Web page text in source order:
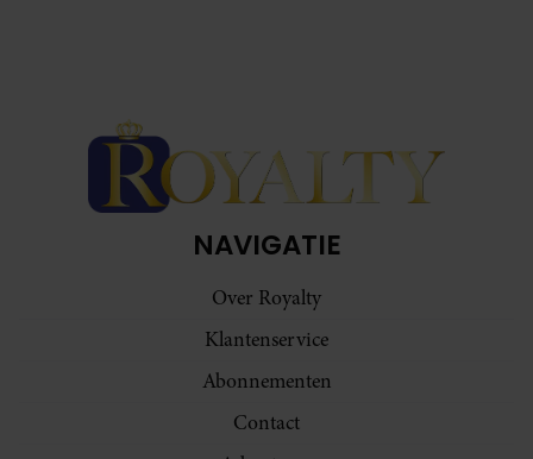
NAVIGATIE
Over Royalty
Klantenservice
Abonnementen
Contact